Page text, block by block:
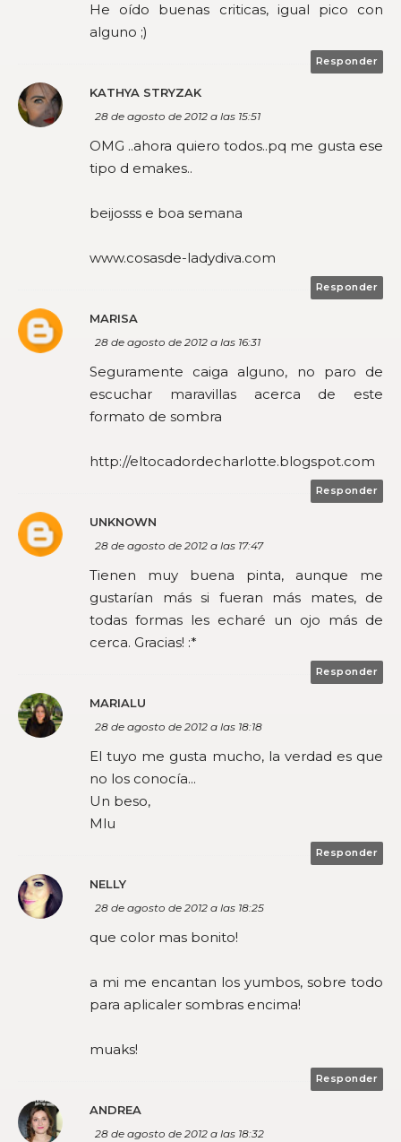
He oído buenas criticas, igual pico con
alguno ;)
Responder
KATHYA STRYZAK
28 de agosto de 2012 a las 15:51
OMG ..ahora quiero todos..pq me gusta ese
tipo d emakes..
beijosss e boa semana
www.cosasde-ladydiva.com
Responder
MARISA
28 de agosto de 2012 a las 16:31
Seguramente caiga alguno, no paro de
escuchar maravillas acerca de este
formato de sombra
http://eltocadordecharlotte.blogspot.com
Responder
UNKNOWN
28 de agosto de 2012 a las 17:47
Tienen muy buena pinta, aunque me
gustarían más si fueran más mates, de
todas formas les echaré un ojo más de
cerca. Gracias! :*
Responder
MARIALU
28 de agosto de 2012 a las 18:18
El tuyo me gusta mucho, la verdad es que
no los conocía...
Un beso,
Mlu
Responder
NELLY
28 de agosto de 2012 a las 18:25
que color mas bonito!
a mi me encantan los yumbos, sobre todo
para aplicaler sombras encima!
muaks!
Responder
ANDREA
28 de agosto de 2012 a las 18:32